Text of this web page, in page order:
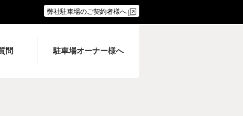
弊社駐車場のご契約者様へ
問 駐車場オーナー様へ